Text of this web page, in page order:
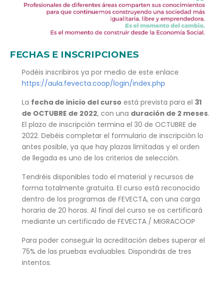
FECHAS E INSCRIPCIONES
Podéis inscribiros ya por medio de este enlace
https://aula.fevecta.coop/login/index.php
La fecha de inicio del curso está prevista para el 31
de OCTUBRE de 2022, con una duración de 2 meses.
El plazo de inscripción termina el 30 de OCTUBRE de
2022. Debéis completar el formulario de inscripción lo
antes posible, ya que hay plazas limitadas y el orden
de llegada es uno de los criterios de selección.
Tendréis disponibles todo el material y recursos de
forma totalmente gratuita. El curso está reconocido
dentro de los programas de FEVECTA, con una carga
horaria de 20 horas. Al final del curso se os certificará
mediante un certificado de FEVECTA / MIGRACOOP
Para poder conseguir la acreditación debes superar el
75% de las pruebas evaluables. Dispondrás de tres
intentos.